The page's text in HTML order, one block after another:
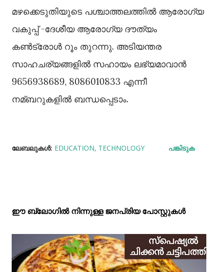
മഴക്കെടുതിയുടെ പശ്ചാത്തലത്തില്‍ ആരോഗ്യ
വകുപ്പ് -ദേശീയ ആരോഗ്യ ദൗത്യം
കണ്‍ട്രോള്‍ റൂം തുറന്നു. അടിയന്തര
സാഹചര്യങ്ങളില്‍ സഹായം ലഭ്യമാവാൻ
9656938689, 8086010833 എന്നീ
നമ്ബറുകളില്‍ ബന്ധപ്പെടാം.
ലേബലുകള്‍: EDUCATION TECHNOLOGY പങ്കിടുക
ഈ ബ്ലോഗിൽ നിന്നുള്ള ജനപ്രിയ പോസ്റ്റുകള്‍‌